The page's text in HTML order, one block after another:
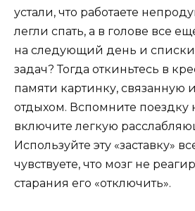
устали, что работаете
легли спать, а в голове все
на следующий день и
задач? Тогда откиньтесь в
памяти картинку, связанную
отдыхом. Вспомните поездку
включите легкую
Используйте эту «заставку»
чувствуете, что мозг не
старания его «отключить».